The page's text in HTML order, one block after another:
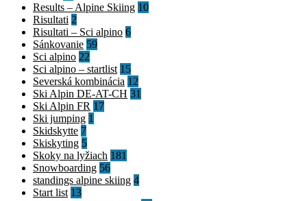
Results – Alpine Skiing 10
Risultati 2
Risultati – Sci alpino 6
Sánkovanie 59
Sci alpino 22
Sci alpino – startlist 15
Severská kombinácia 12
Ski Alpin DE-AT-CH 31
Ski Alpin FR 17
Ski jumping 1
Skidskytte 7
Skiskyting 5
Skoky na lyžiach 181
Snowboarding 56
standings alpine skiing 4
Start list 13